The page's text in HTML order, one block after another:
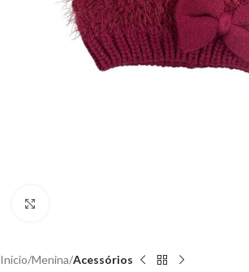
Início Menina Acessórios